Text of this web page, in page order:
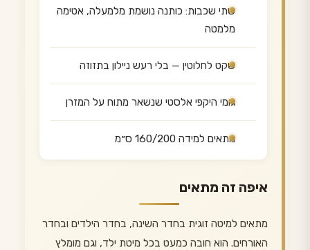
שתי שכבות: כותנה נושמת מלמעלה, אטימה
מלמטה
שקט לחלוטין — בלי רעש ניילון בתזוזה
גומי היקפי אלסטי שנשאר מתוח על המזרן
מתאים למידה 160/200 ס״מ
איפה זה מתאים
מתאים למיטה זוגית בחדר השינה, בחדר הילדים ובחדר
האורחים. הוא חובה כמעט בכל מיטת ילד, וגם מומלץ